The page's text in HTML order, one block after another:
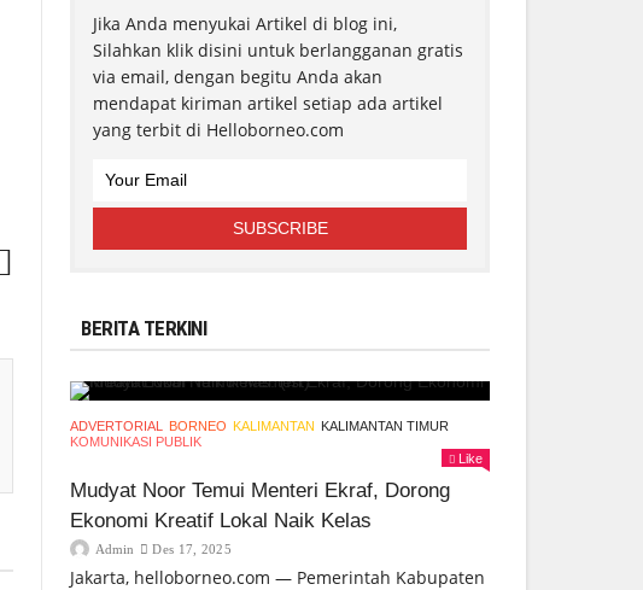
Jika Anda menyukai Artikel di blog ini,
Silahkan klik disini untuk berlangganan gratis
via email, dengan begitu Anda akan
mendapat kiriman artikel setiap ada artikel
yang terbit di Helloborneo.com
BERITA TERKINI
ADVERTORIAL BORNEO KALIMANTAN KALIMANTAN TIMUR
KOMUNIKASI PUBLIK
Like
Mudyat Noor Temui Menteri Ekraf, Dorong
Ekonomi Kreatif Lokal Naik Kelas
Admin Des 17, 2025
Jakarta, helloborneo.com — Pemerintah Kabupaten